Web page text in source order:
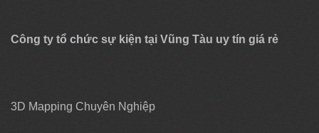
Công ty tổ chức sự kiện tại Vũng Tàu uy tín giá rẻ
3D Mapping Chuyên Nghiệp